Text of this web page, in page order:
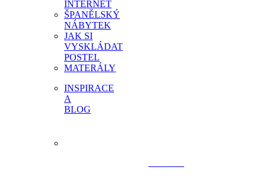
INTERNET
ŠPANĚLSKÝ
NÁBYTEK
JAK SI
VYSKLÁDAT
POSTEL
MATERÁLY
INSPIRACE
A
BLOG